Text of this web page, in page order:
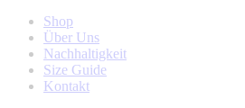
Shop
Über Uns
Nachhaltigkeit
Size Guide
Kontakt